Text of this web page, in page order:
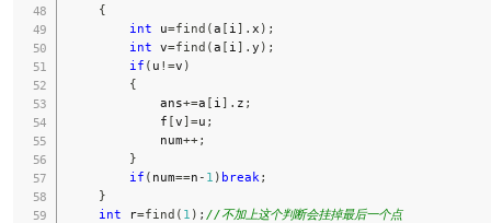
{
int u=find (a [ i ] . x ) ;
int v=find (a [ i ] . y ) ;
if ( u !=v )
{
            ans
+=a [ i ] . z ;
            f
[v]=u ;
            num
++;
}
if ( num==n - 1 ) break ;
}
int r=find ( 1 ) ; //不加上这个判断会挂掉最后一个点